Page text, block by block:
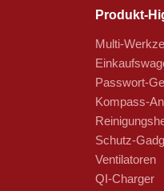
Produkt-
Multi-
Passwort-
Kompass-
Schutz-
Ventilatoren
QI-Charger